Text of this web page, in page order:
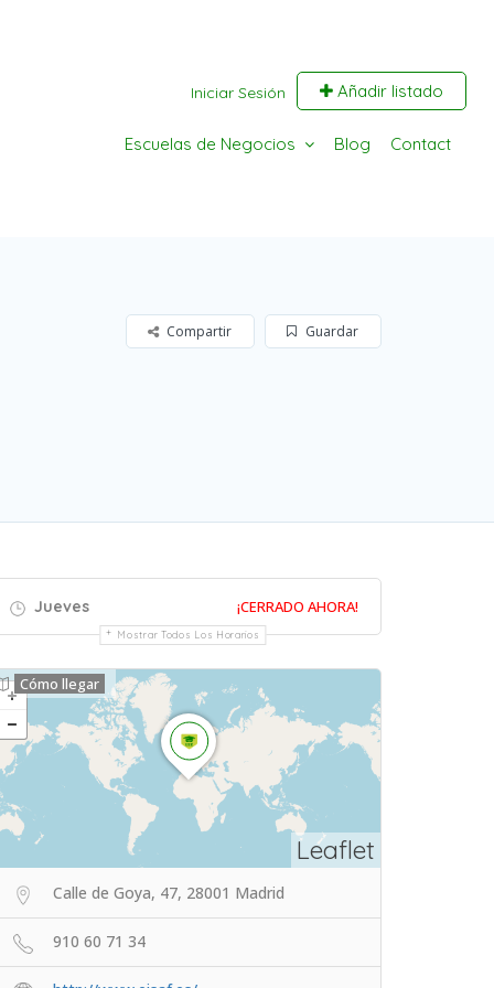
Iniciar Sesión Añadir listado
Escuelas de Negocios Blog Contact
Guardar
Compartir
Jueves ¡CERRADO AHORA!
Mostrar Todos Los Horarios
Leaflet
Cómo llegar
Calle de Goya, 47, 28001 Madrid
910 60 71 34